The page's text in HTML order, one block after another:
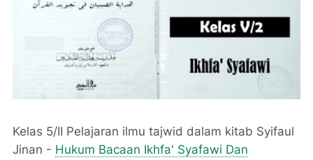
Kelas 5/II Pelajaran ilmu tajwid dalam kitab Syifaul
Jinan - Hukum Bacaan Ikhfa' Syafawi Dan